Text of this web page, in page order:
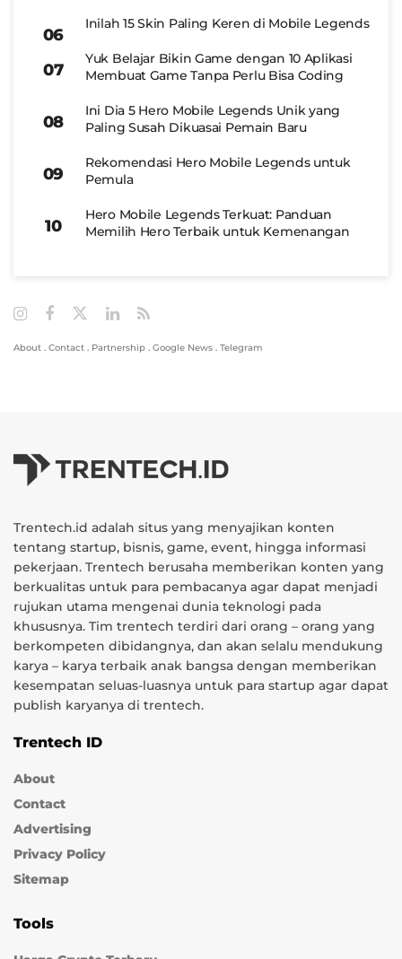
Inilah 15 Skin Paling Keren di Mobile Legends
Yuk Belajar Bikin Game dengan 10 Aplikasi
Membuat Game Tanpa Perlu Bisa Coding
Ini Dia 5 Hero Mobile Legends Unik yang
Paling Susah Dikuasai Pemain Baru
Rekomendasi Hero Mobile Legends untuk
Pemula
Hero Mobile Legends Terkuat: Panduan
Memilih Hero Terbaik untuk Kemenangan
About . Contact . Partnership . Google News . Telegram
Trentech.id adalah situs yang menyajikan konten
tentang startup, bisnis, game, event, hingga informasi
pekerjaan. Trentech berusaha memberikan konten yang
berkualitas untuk para pembacanya agar dapat menjadi
rujukan utama mengenai dunia teknologi pada
khususnya. Tim trentech terdiri dari orang – orang yang
berkompeten dibidangnya, dan akan selalu mendukung
karya – karya terbaik anak bangsa dengan memberikan
kesempatan seluas-luasnya untuk para startup agar dapat
publish karyanya di trentech.
Trentech ID
About
Contact
Advertising
Privacy Policy
Sitemap
Tools